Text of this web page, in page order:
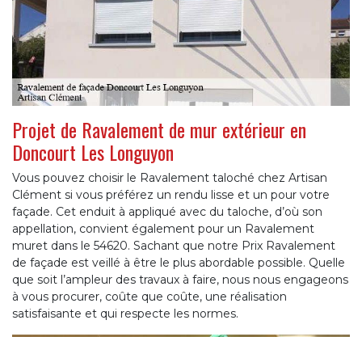
Projet de Ravalement de mur extérieur en
Doncourt Les Longuyon
Vous pouvez choisir le Ravalement taloché chez Artisan
Clément si vous préférez un rendu lisse et un pour votre
façade. Cet enduit à appliqué avec du taloche, d’où son
appellation, convient également pour un Ravalement
muret dans le 54620. Sachant que notre Prix Ravalement
de façade est veillé à être le plus abordable possible. Quelle
que soit l’ampleur des travaux à faire, nous nous engageons
à vous procurer, coûte que coûte, une réalisation
satisfaisante et qui respecte les normes.